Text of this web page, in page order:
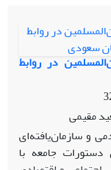
مبتنی‌بر تثبیت
شبکه‌های نیابتی
به تفرق و رقابت
ایران را از منظر
و هزینهٔ سیاسی ــ
تهران ناگزیر
برای حفظ جایگاه
با تمرکز بر
رقابت، نشان می‌دهد
در روابط
مقیمی
و سازمان‌یافته‌ای
جامعه با